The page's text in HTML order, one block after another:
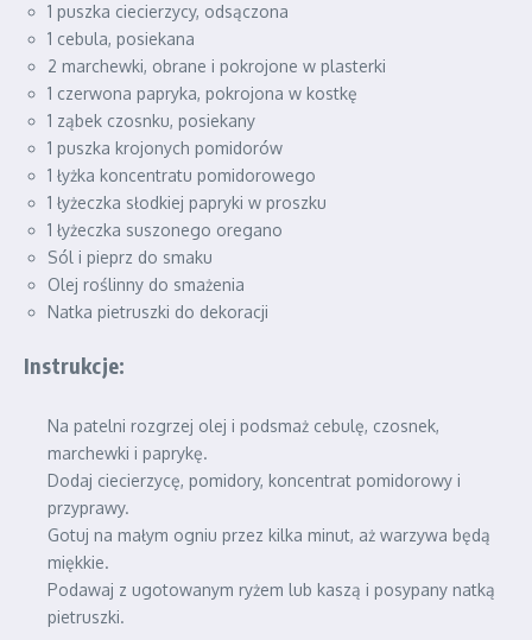
1 puszka ciecierzycy, odsączona
1 cebula, posiekana
2 marchewki, obrane i pokrojone w plasterki
1 czerwona papryka, pokrojona w kostkę
1 ząbek czosnku, posiekany
1 puszka krojonych pomidorów
1 łyżka koncentratu pomidorowego
1 łyżeczka słodkiej papryki w proszku
1 łyżeczka suszonego oregano
Sól i pieprz do smaku
Olej roślinny do smażenia
Natka pietruszki do dekoracji
Instrukcje:
Na patelni rozgrzej olej i podsmaż cebulę, czosnek,
marchewki i paprykę.
Dodaj ciecierzycę, pomidory, koncentrat pomidorowy i
przyprawy.
Gotuj na małym ogniu przez kilka minut, aż warzywa będą
miękkie.
Podawaj z ugotowanym ryżem lub kaszą i posypany natką
pietruszki.